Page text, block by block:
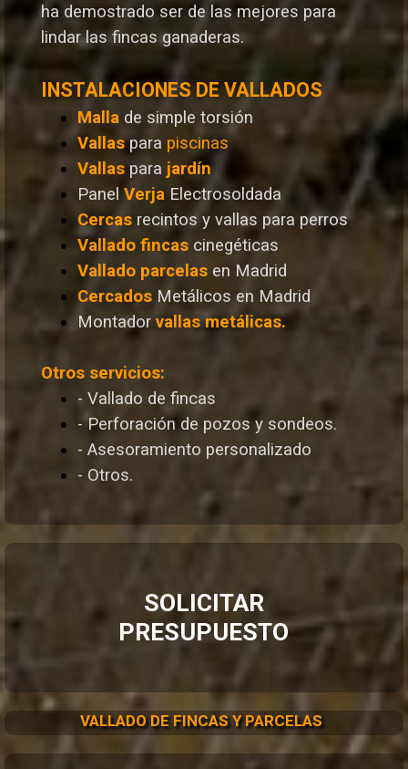
ha demostrado ser de las mejores para
lindar las fincas ganaderas.
INSTALACIONES DE VALLADOS
Malla de simple torsión
Vallaspara piscinas
Vallas para jardín
Panel Verja Electrosoldada
Cercas recintos y vallas para perros
Vallado fincas cinegéticas
Vallado parcelas en Madrid
Cercados Metálicos en Madrid
Montador vallas metálicas.
Otros servicios:
- Vallado de fincas
- Perforación de pozos y sondeos.
- Asesoramiento personalizado
- Otros.
SOLICITAR
PRESUPUESTO
VALLADO DE FINCAS Y PARCELAS